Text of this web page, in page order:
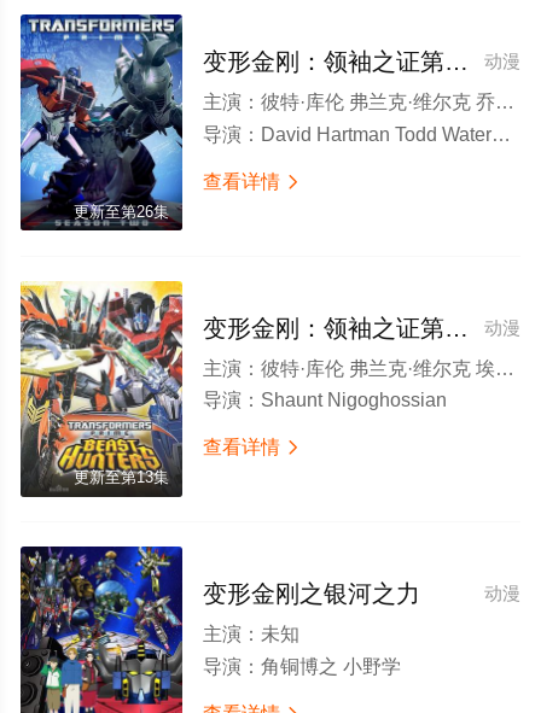
更新至第26集
动漫
变形金刚：领袖之证第二季
主演： 彼特·库伦 弗兰克·维尔克 乔什·基顿 塔妮亚·古纳迪 安迪·佩索亚 埃涅·赫德森 史蒂夫·布卢姆 杰弗瑞·考姆斯 达兰·诺里斯 素玛立·蒙塔诺 詹姆斯·霍兰 玛基·珀斯特 克兰西·布朗 亚当·鲍德温
导演： David Hartman Todd Waterman Vinton Heuck Shaunt Nigoghossian
查看详情 
更新至第13集
动漫
变形金刚：领袖之证第三季
主演： 彼特·库伦 弗兰克·维尔克 埃涅·赫德森 史蒂夫·布卢姆 素玛立·蒙塔诺
导演： Shaunt Nigoghossian
查看详情 
动漫
变形金刚之银河之力
主演： 未知
导演： 角铜博之 小野学